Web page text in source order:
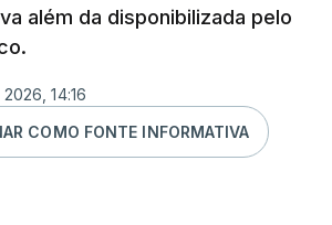
além da disponibilizada pelo
14:16
COMO FONTE INFORMATIVA